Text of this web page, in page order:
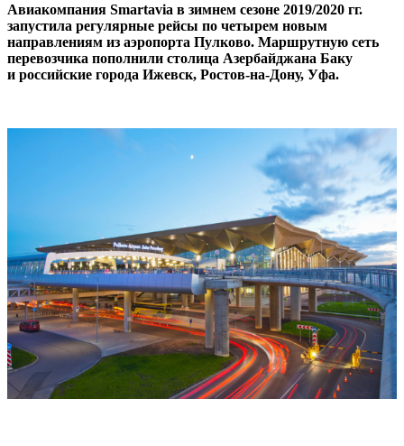
Авиакомпания Smartavia в зимнем сезоне 2019/2020 гг.
запустила регулярные рейсы по четырем новым
направлениям из аэропорта Пулково. Маршрутную сеть
перевозчика пополнили столица Азербайджана Баку
и российские города Ижевск, Ростов-на-Дону, Уфа.